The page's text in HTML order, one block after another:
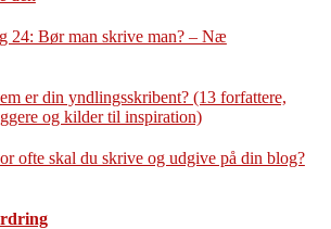
24: Bør man skrive man? – Næ
er din yndlingsskribent? (13 forfattere,
og kilder til inspiration)
ofte skal du skrive og udgive på din blog?